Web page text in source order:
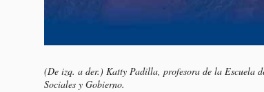
(De izq. a der.) Katty Padilla, profesora de la Escuela
Sociales y Gobierno.